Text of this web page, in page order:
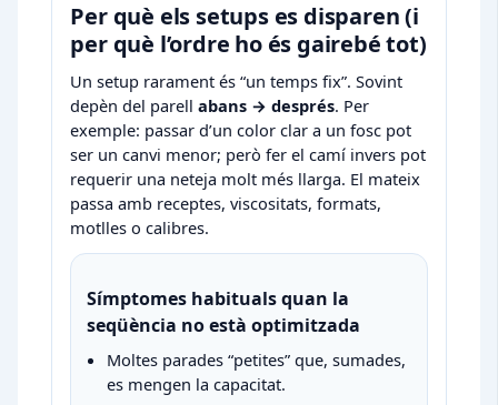
Per què els setups es disparen (i
per què l’ordre ho és gairebé tot)
Un setup rarament és “un temps fix”. Sovint
depèn del parellabans → després. Per
exemple: passar d’un color clar a un fosc pot
ser un canvi menor; però fer el camí invers pot
requerir una neteja molt més llarga. El mateix
passa amb receptes, viscositats, formats,
motlles o calibres.
Símptomes habituals quan la
seqüència no està optimitzada
Moltes parades “petites” que, sumades,
es mengen la capacitat.